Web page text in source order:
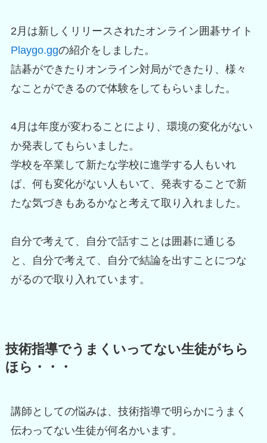
2月は新しくリリースされたオンライン囲碁サイト
Playgo.ggの紹介をしました。
詰碁ができたりオンライン対局ができたり、様々
なことができるので体験をしてもらいました。
4月は年度が変わることにより、環境の変化がない
か発表してもらいました。
学校を卒業して新たな学校に進学する人もいれ
ば、何も変化がない人もいて、発表することで新
たな気づきもあるかなと考えて取り入れました。
自分で考えて、自分で話すことは囲碁に通じる
と、自分で考えて、自分で結論を出すことにつな
がるので取り入れています。
技術指導でうまくいってない生徒がちら
ほら・・・
講師としての悩みは、技術指導で明らかにうまく
伝わってない生徒が何名かいます。